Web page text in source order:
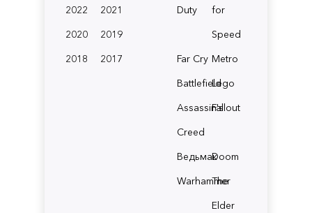
2022
2021
2020
2019
2018
2017
Duty
for
Speed
Far Cry Metro
BattlefieldLego
Assassin's
Creed
Fallout
ВедьмакDoom
Warhammer
The
Elder